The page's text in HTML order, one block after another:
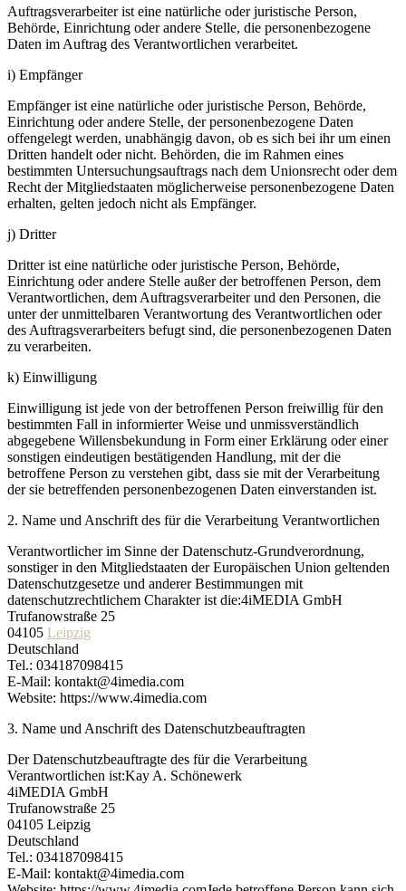
Auftragsverarbeiter ist eine natürliche oder juristische Person,
Behörde, Einrichtung oder andere Stelle, die personenbezogene
Daten im Auftrag des Verantwortlichen verarbeitet.
i) Empfänger
Empfänger ist eine natürliche oder juristische Person, Behörde,
Einrichtung oder andere Stelle, der personenbezogene Daten
offengelegt werden, unabhängig davon, ob es sich bei ihr um einen
Dritten handelt oder nicht. Behörden, die im Rahmen eines
bestimmten Untersuchungsauftrags nach dem Unionsrecht oder dem
Recht der Mitgliedstaaten möglicherweise personenbezogene Daten
erhalten, gelten jedoch nicht als Empfänger.
j) Dritter
Dritter ist eine natürliche oder juristische Person, Behörde,
Einrichtung oder andere Stelle außer der betroffenen Person, dem
Verantwortlichen, dem Auftragsverarbeiter und den Personen, die
unter der unmittelbaren Verantwortung des Verantwortlichen oder
des Auftragsverarbeiters befugt sind, die personenbezogenen Daten
zu verarbeiten.
k) Einwilligung
Einwilligung ist jede von der betroffenen Person freiwillig für den
bestimmten Fall in informierter Weise und unmissverständlich
abgegebene Willensbekundung in Form einer Erklärung oder einer
sonstigen eindeutigen bestätigenden Handlung, mit der die
betroffene Person zu verstehen gibt, dass sie mit der Verarbeitung
der sie betreffenden personenbezogenen Daten einverstanden ist.
2. Name und Anschrift des für die Verarbeitung Verantwortlichen
Verantwortlicher im Sinne der Datenschutz-Grundverordnung,
sonstiger in den Mitgliedstaaten der Europäischen Union geltenden
Datenschutzgesetze und anderer Bestimmungen mit
datenschutzrechtlichem Charakter ist die:4iMEDIA GmbH
Trufanowstraße 25
04105 Leipzig
Deutschland
Tel.: 034187098415
E-Mail: kontakt@4imedia.com
Website: https://www.4imedia.com
3. Name und Anschrift des Datenschutzbeauftragten
Der Datenschutzbeauftragte des für die Verarbeitung
Verantwortlichen ist:Kay A. Schönewerk
4iMEDIA GmbH
Trufanowstraße 25
04105 Leipzig
Deutschland
Tel.: 034187098415
E-Mail: kontakt@4imedia.com